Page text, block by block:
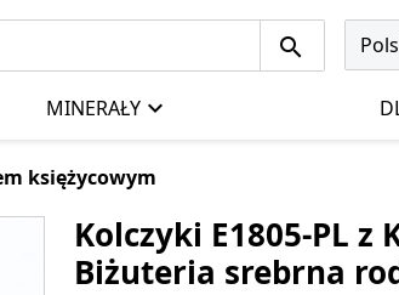
MINERAŁY
księżycowym
Kolczyki E1805-PL
Biżuteria srebrna